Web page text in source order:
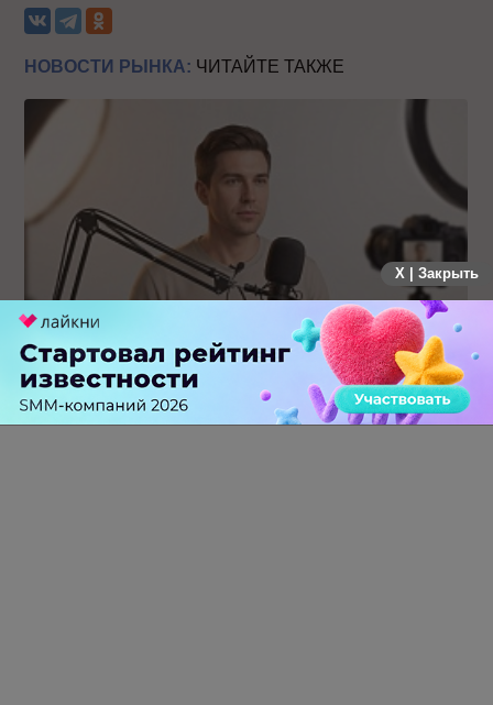
НОВОСТИ РЫНКА: ЧИТАЙТЕ ТАКЖЕ
Российский рынок инфлюенс-маркетинга вошел в фазу
стагнации после нескольких лет роста
X | Закрыть